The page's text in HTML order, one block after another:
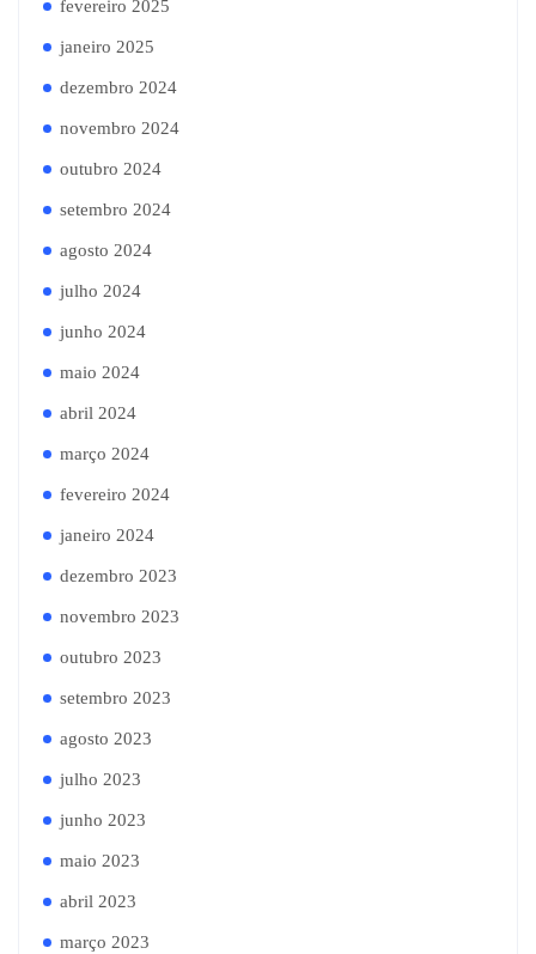
fevereiro 2025
janeiro 2025
dezembro 2024
novembro 2024
outubro 2024
setembro 2024
agosto 2024
julho 2024
junho 2024
maio 2024
abril 2024
março 2024
fevereiro 2024
janeiro 2024
dezembro 2023
novembro 2023
outubro 2023
setembro 2023
agosto 2023
julho 2023
junho 2023
maio 2023
abril 2023
março 2023